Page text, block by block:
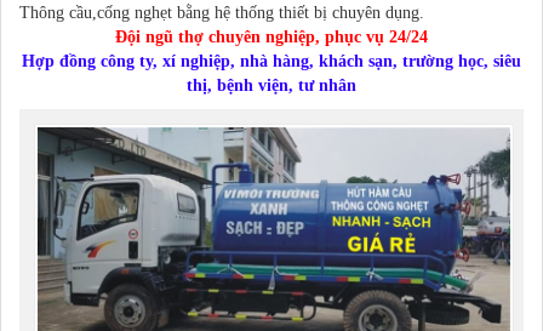
Thông cầu,cống nghẹt bằng hệ thống thiết bị chuyên dụng.
Đội ngũ thợ chuyên nghiệp, phục vụ 24/24
Hợp đồng công ty, xí nghiệp, nhà hàng, khách sạn, trường học, siêu
thị, bệnh viện, tư nhân